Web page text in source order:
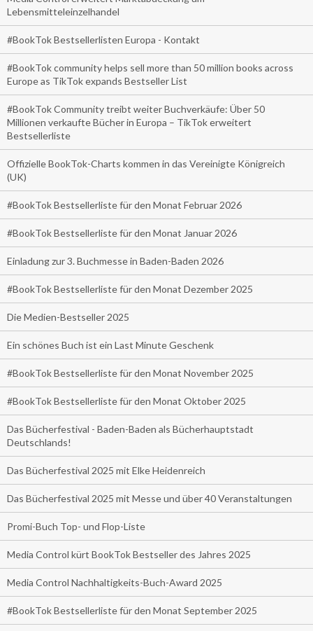
Lebensmitteleinzelhandel
#BookTok Bestsellerlisten Europa - Kontakt
#BookTok community helps sell more than 50 million books across
Europe as TikTok expands Bestseller List
#BookTok Community treibt weiter Buchverkäufe: Über 50
Millionen verkaufte Bücher in Europa – TikTok erweitert
Bestsellerliste
Offizielle BookTok-Charts kommen in das Vereinigte Königreich
(UK)
#BookTok Bestsellerliste für den Monat Februar 2026
#BookTok Bestsellerliste für den Monat Januar 2026
Einladung zur 3. Buchmesse in Baden-Baden 2026
#BookTok Bestsellerliste für den Monat Dezember 2025
Die Medien-Bestseller 2025
Ein schönes Buch ist ein Last Minute Geschenk
#BookTok Bestsellerliste für den Monat November 2025
#BookTok Bestsellerliste für den Monat Oktober 2025
Das Bücherfestival - Baden-Baden als Bücherhauptstadt
Deutschlands!
Das Bücherfestival 2025 mit Elke Heidenreich
Das Bücherfestival 2025 mit Messe und über 40 Veranstaltungen
Promi-Buch Top- und Flop-Liste
Media Control kürt BookTok Bestseller des Jahres 2025
Media Control Nachhaltigkeits-Buch-Award 2025
#BookTok Bestsellerliste für den Monat September 2025